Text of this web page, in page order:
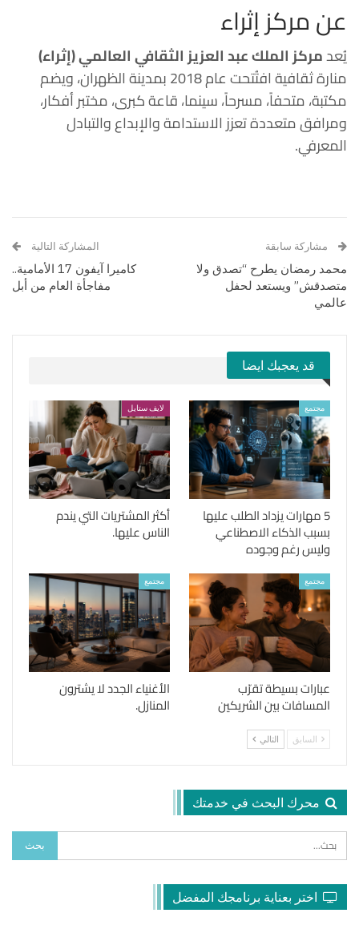
عن مركز إثراء
يُعدمركز الملك عبد العزيز الثقافي العالمي (إثراء)
منارة ثقافية افتُتحت عام 2018 بمدينة الظهران، ويضم
مكتبة، متحفاً، مسرحاً، سينما، قاعة كبرى، مختبر أفكار،
ومرافق متعددة تعزز الاستدامة والإبداع والتبادل
المعرفي.
مشاركة سابقة
محمد رمضان يطرح “تصدق ولا
متصدقش” ويستعد لحفل
عالمي
المشاركة التالية
كاميرا آيفون 17 الأمامية..
مفاجأة العام من أبل
قد يعجبك ايضا
مجتمع
5 مهارات يزداد الطلب عليها
بسبب الذكاء الاصطناعي
وليس رغم وجوده
لايف ستايل
أكثر المشتريات التي يندم
الناس عليها.
مجتمع
عبارات بسيطة تقرّب
المسافات بين الشريكين
مجتمع
الأغنياء الجدد لا يشترون
المنازل.
السابق التالي
محرك البحث في خدمتك
اختر بعناية برنامجك المفضل